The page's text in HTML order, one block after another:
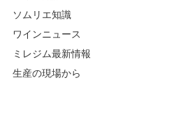
ソムリエ知識
ワインニュース
ミレジム最新情報
生産の現場から